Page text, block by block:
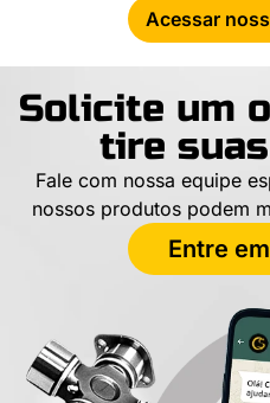
Acessar
Solicite um
tire
Fale com nossa equipe
nossos produtos podem
Entre